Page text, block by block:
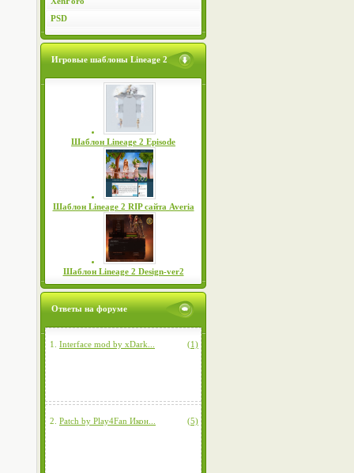
PSD
Игровые шаблоны Lineage 2
Шаблон Lineage 2 Episode
Шаблон Lineage 2 RIP сайта Averia
Шаблон Lineage 2 Design-ver2
Ответы на форуме
1. Interface mod by xDark... (1)
2. Patch by Play4Fan Икон... (5)